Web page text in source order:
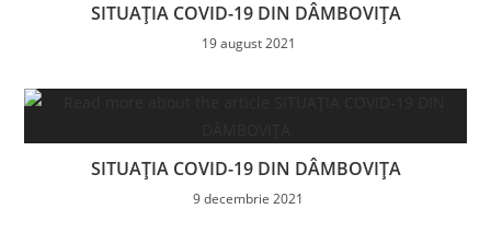
SITUAȚIA COVID-19 DIN DÂMBOVIȚA
19 august 2021
SITUAȚIA COVID-19 DIN DÂMBOVIȚA
9 decembrie 2021